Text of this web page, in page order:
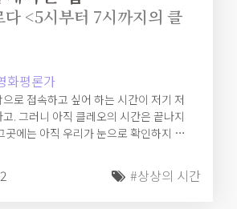
다 <5시부터 7시까지의 클
화평론가
로 접속하고 싶어 하는 시간이 저기 저
. 그러니 아직 클레오의 시간은 끝나지
곳에는 아직 우리가 눈으로 확인하지 못
불안은 그곳에서도 계속된다는 게 역시
가고, 흔들리고, 마주치는 영화의 운동
#상상의 시간